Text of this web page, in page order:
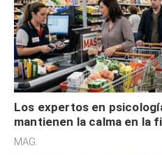
Los expertos en
mantienen la calma en la
cognitiva, gratitud y no
MAG.